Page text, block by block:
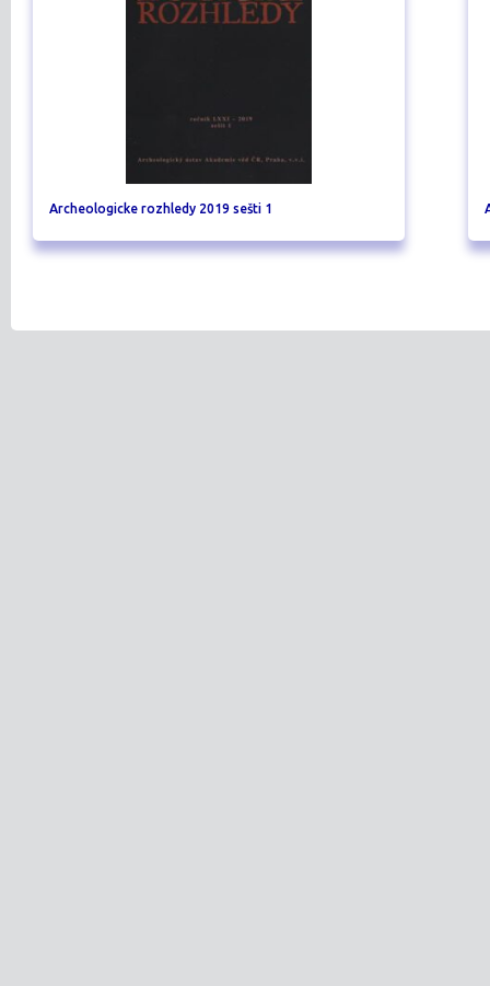
Archeologicke rozhledy 2019 sešti 1